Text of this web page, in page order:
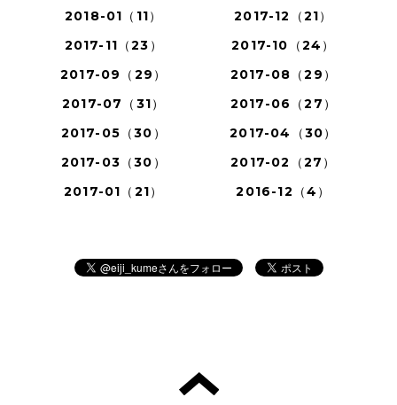
2018-01（11）
2017-12（21）
2017-11（23）
2017-10（24）
2017-09（29）
2017-08（29）
2017-07（31）
2017-06（27）
2017-05（30）
2017-04（30）
2017-03（30）
2017-02（27）
2017-01（21）
2016-12（4）